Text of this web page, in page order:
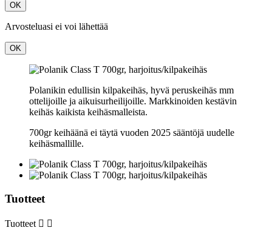
OK
Arvosteluasi ei voi lähettää
OK
Polanikin edullisin kilpakeihäs, hyvä peruskeihäs mm
ottelijoille ja aikuisurheilijoille. Markkinoiden kestävin
keihäs kaikista keihäsmalleista.
700gr keihäänä ei täytä vuoden 2025 sääntöjä uudelle
keihäsmallille.
Tuotteet
Tuotteet  